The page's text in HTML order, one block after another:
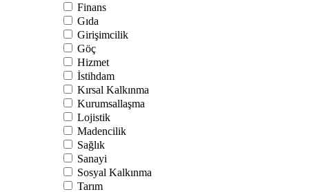
Finans
Gıda
Girişimcilik
Göç
Hizmet
İstihdam
Kırsal Kalkınma
Kurumsallaşma
Lojistik
Madencilik
Sağlık
Sanayi
Sosyal Kalkınma
Tarım